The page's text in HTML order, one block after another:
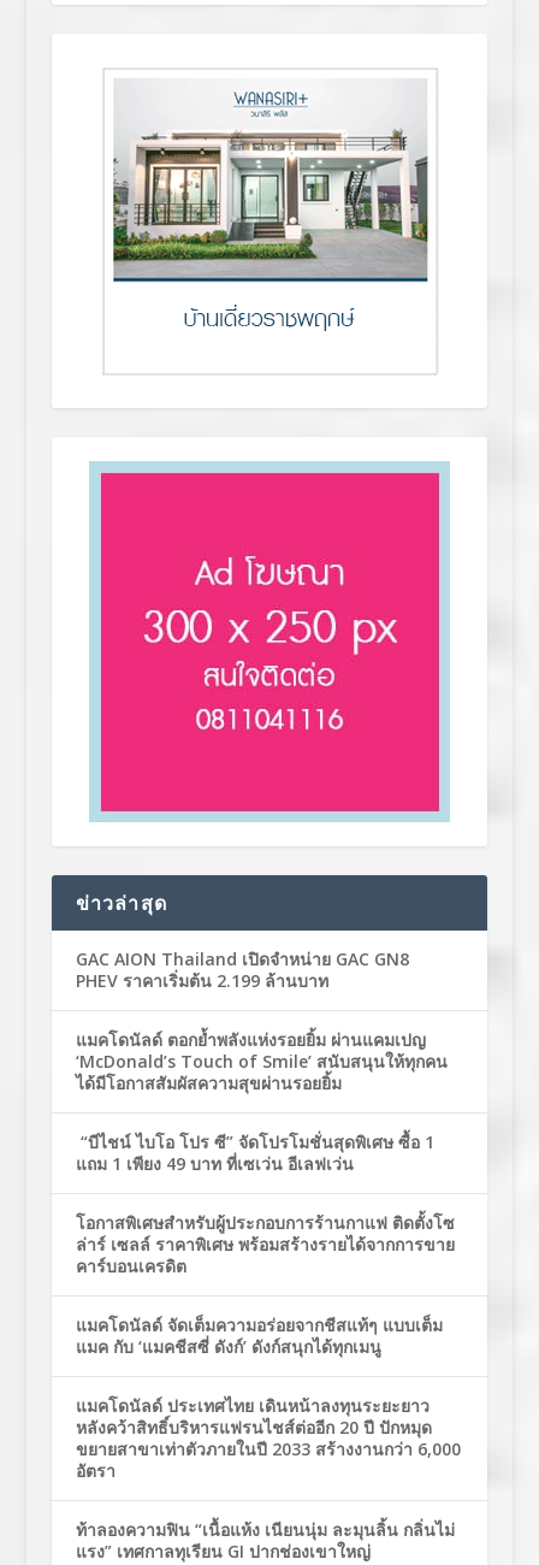
ข่าวล่าสุด
GAC AION Thailand เปิดจำหน่าย GAC GN8
PHEV ราคาเริ่มต้น 2.199 ล้านบาท
แมคโดนัลด์ ตอกย้ำพลังแห่งรอยยิ้ม ผ่านแคมเปญ
‘McDonald’s Touch of Smile’ สนับสนุนให้ทุกคน
ได้มีโอกาสสัมผัสความสุขผ่านรอยยิ้ม
“บีไชน์ ไบโอ โปร ซี” จัดโปรโมชั่นสุดพิเศษ ซื้อ 1
แถม 1 เพียง 49 บาท ที่เซเว่น อีเลฟเว่น
โอกาสพิเศษสำหรับผู้ประกอบการร้านกาแฟ ติดตั้งโซ
ล่าร์ เซลล์ ราคาพิเศษ พร้อมสร้างรายได้จากการขาย
คาร์บอนเครดิต
แมคโดนัลด์ จัดเต็มความอร่อยจากชีสแท้ๆ แบบเต็ม
แมค กับ ‘แมคชีสซี่ ดังก์’ ดังก์สนุกได้ทุกเมนู
แมคโดนัลด์ ประเทศไทย เดินหน้าลงทุนระยะยาว
หลังคว้าสิทธิ์บริหารแฟรนไชส์ต่ออีก 20 ปี ปักหมุด
ขยายสาขาเท่าตัวภายในปี 2033 สร้างงานกว่า 6,000
อัตรา
ท้าลองความฟิน “เนื้อแห้ง เนียนนุ่ม ละมุนลิ้น กลิ่นไม่
แรง” เทศกาลทุเรียน GI ปากช่องเขาใหญ่